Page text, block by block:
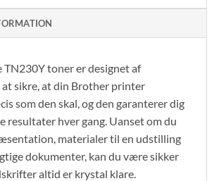
TN230Y toner er designet af
sikre, at din Brother printer
som den skal, og den garanterer dig
resultater hver gang. Uanset om du
materialer til en udstilling
dokumenter, kan du være sikker
altid er krystal klare.